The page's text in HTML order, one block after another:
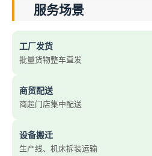
服务场景
工厂发货
批量货物整车直发
商贸配送
商超门店集中配送
设备搬迁
生产线、机床拆装运输